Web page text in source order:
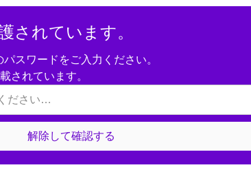
されています。
スワードをご入力ください。
されています。
解除して確認する